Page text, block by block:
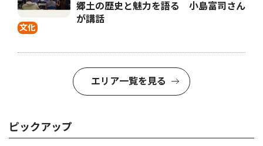
文化
郷土の歴史と魅力を語る 小島富司さん
が講話
エリア一覧を見る
ピックアップ